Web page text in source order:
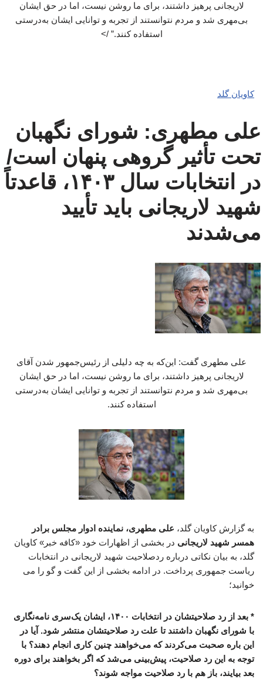
لاریجانی پرهیز داشتند، برای ما روشن نیست، اما در حق ایشان
بی‌مهری شد و مردم نتوانستند از تجربه و توانایی ایشان به‌درستی
استفاده کنند.” />
کاویان گلد
علی مطهری: شورای نگهبان
تحت تأثیر گروهی پنهان است/
در انتخابات سال ۱۴۰۳، قاعدتاً
شهید لاریجانی باید تأیید
می‌شدند
علی مطهری گفت: این‌که به چه دلیلی از رئیس‌جمهور شدن آقای
لاریجانی پرهیز داشتند، برای ما روشن نیست، اما در حق ایشان
بی‌مهری شد و مردم نتوانستند از تجربه و توانایی ایشان به‌درستی
استفاده کنند.
به گزارش کاویان گلد، علی مطهری، نماینده ادوار مجلس برادر
همسر شهید لاریجانی در بخشی از اظهارات خود «کافه خبر» کاویان
گلد، به بیان نکاتی درباره ردصلاحیت شهید لاریجانی در انتخابات
ریاست جمهوری پرداخت. در ادامه بخشی از این گفت و گو را می
خوانید؛
* بعد از رد صلاحیتشان در انتخابات ۱۴۰۰، ایشان یک‌سری نامه‌نگاری
با شورای نگهبان داشتند تا علت رد صلاحیتشان منتشر شود. آیا در
این باره صحبت می‌کردند که می‌خواهند چنین کاری انجام دهند؟ با
توجه به این رد صلاحیت، پیش‌بینی می‌شد که اگر بخواهند برای دوره
بعد بیایند، باز هم با رد صلاحیت مواجه شوند؟